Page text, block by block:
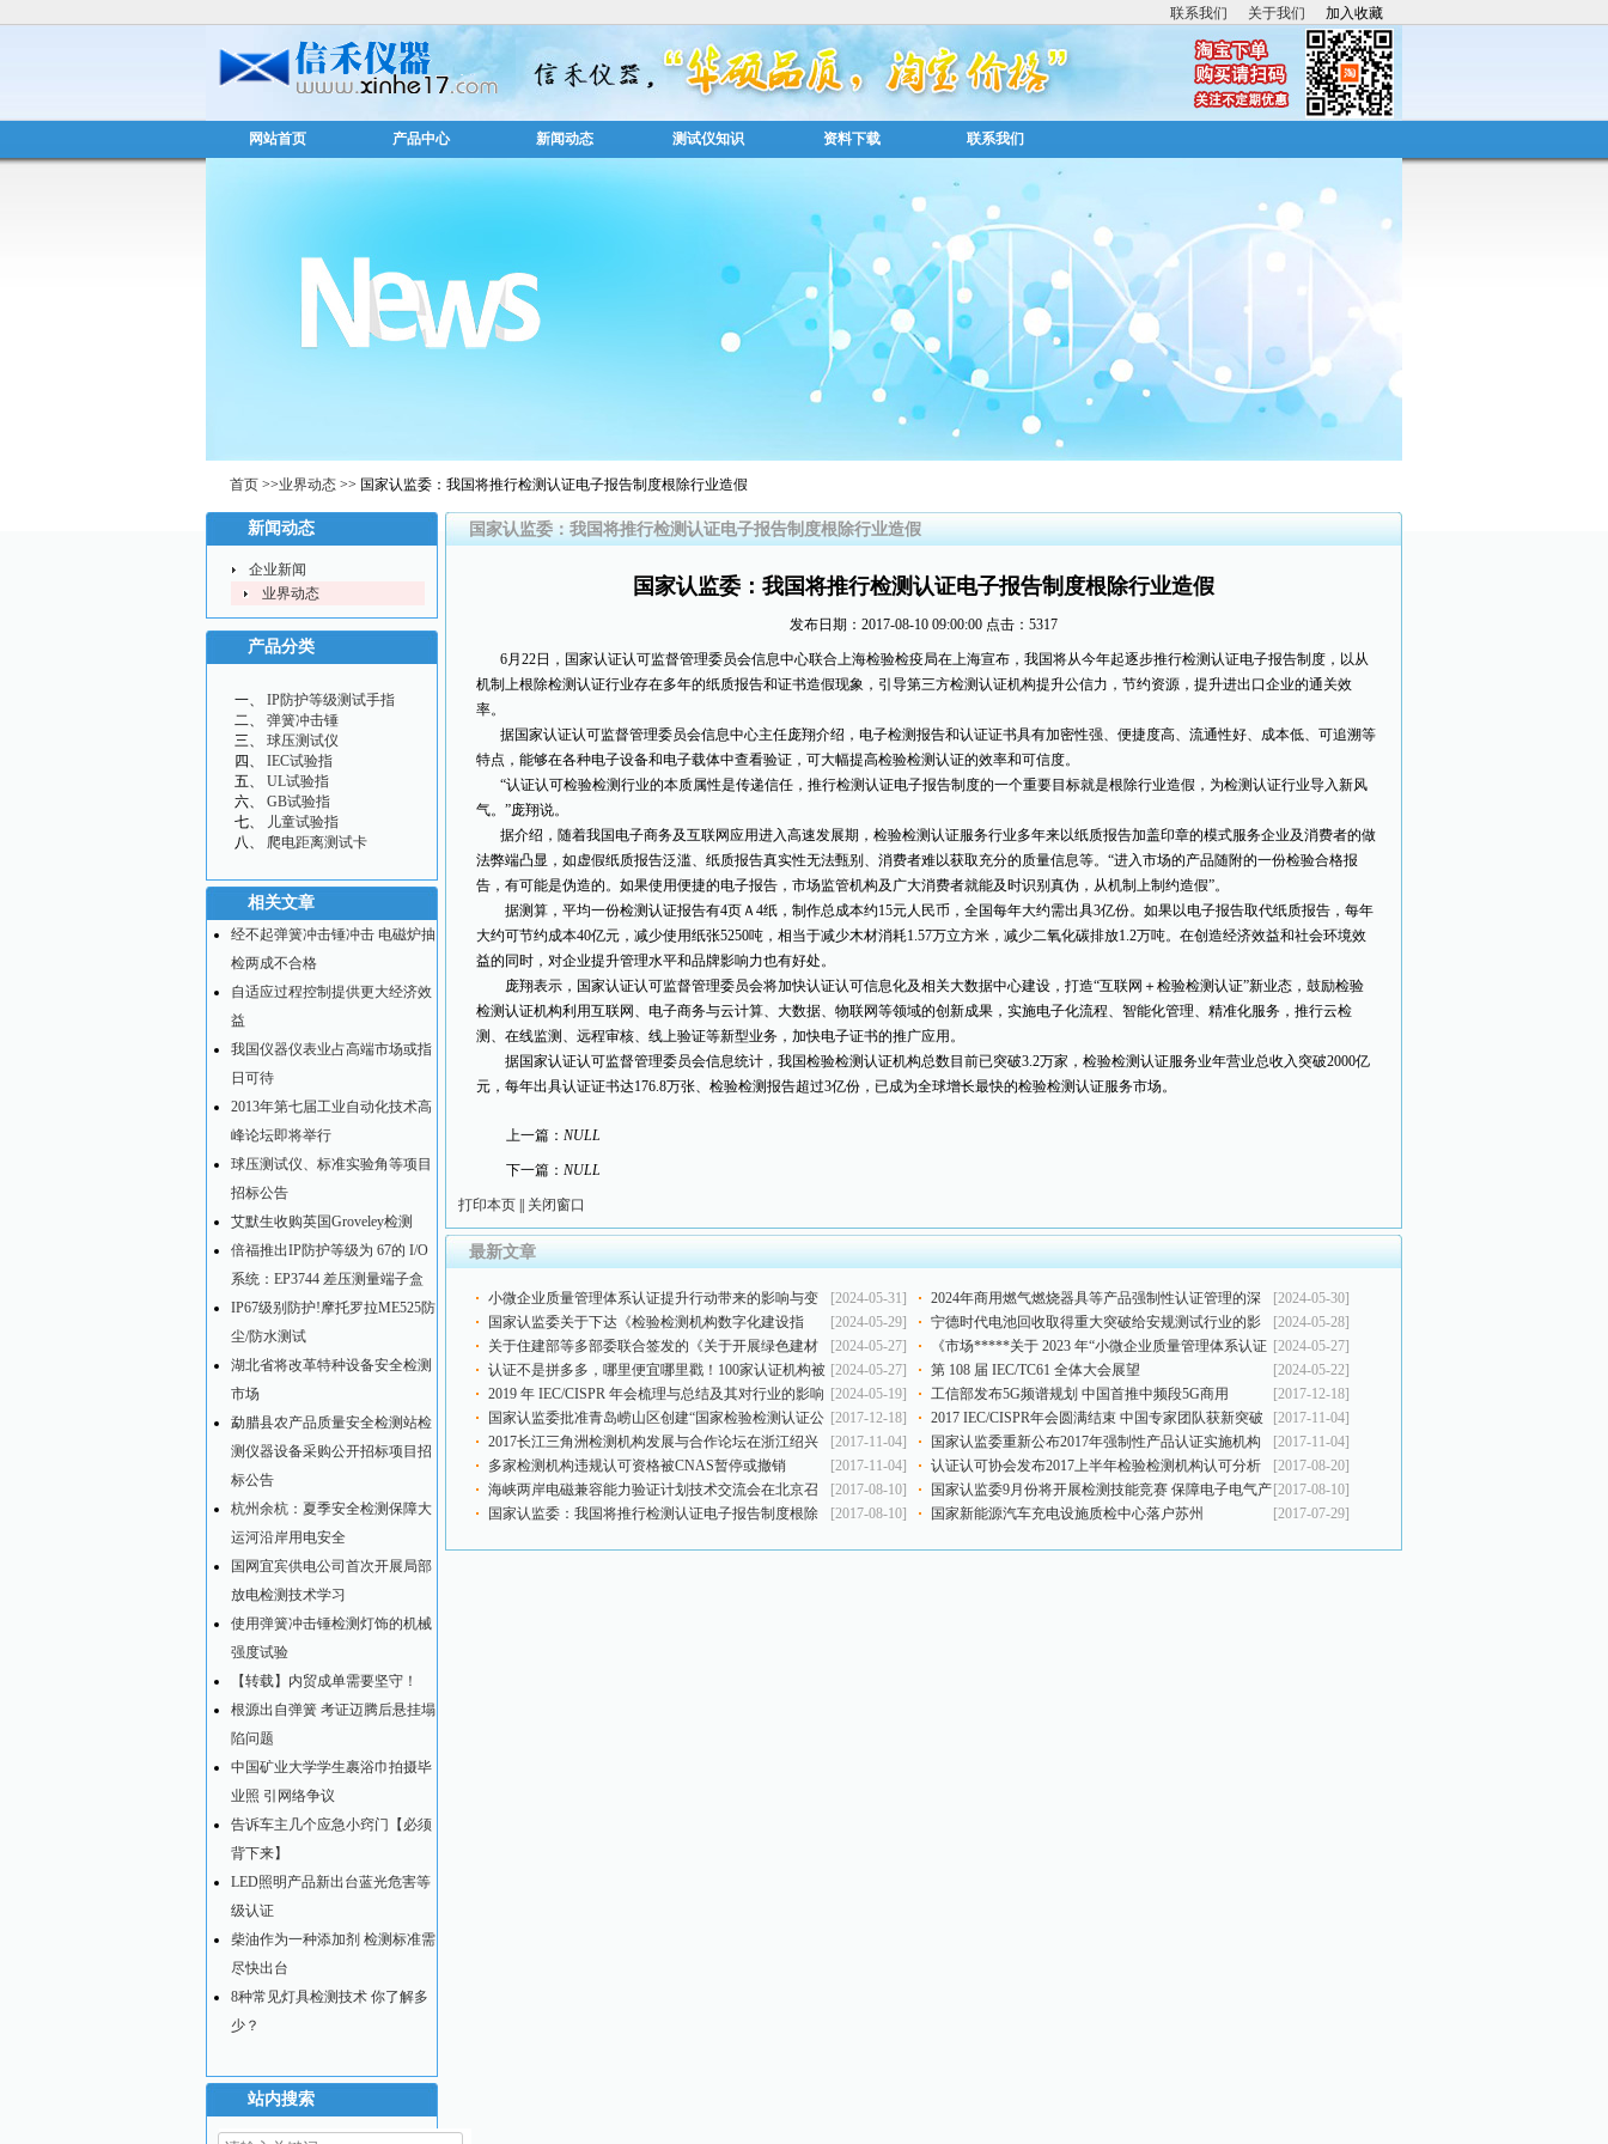
加入收藏
关于我们
联系我们
网站首页 产品中心 新闻动态 测试仪知识 资料下载 联系我们
首页 >>业界动态 >> 国家认监委：我国将推行检测认证电子报告制度根除行业造假
新闻动态
企业新闻
业界动态
产品分类
IP防护等级测试手指
弹簧冲击锤
球压测试仪
IEC试验指
UL试验指
GB试验指
儿童试验指
爬电距离测试卡
相关文章
经不起弹簧冲击锤冲击 电磁炉抽
检两成不合格
自适应过程控制提供更大经济效
益
我国仪器仪表业占高端市场或指
日可待
2013年第七届工业自动化技术高
峰论坛即将举行
球压测试仪、标准实验角等项目
招标公告
艾默生收购英国Groveley检测
倍福推出IP防护等级为 67的 I/O
系统：EP3744 差压测量端子盒
IP67级别防护!摩托罗拉ME525防
尘/防水测试
湖北省将改革特种设备安全检测
市场
勐腊县农产品质量安全检测站检
测仪器设备采购公开招标项目招
标公告
杭州余杭：夏季安全检测保障大
运河沿岸用电安全
国网宜宾供电公司首次开展局部
放电检测技术学习
使用弹簧冲击锤检测灯饰的机械
强度试验
【转载】内贸成单需要坚守！
根源出自弹簧 考证迈腾后悬挂塌
陷问题
中国矿业大学学生裹浴巾拍摄毕
业照 引网络争议
告诉车主几个应急小窍门【必须
背下来】
LED照明产品新出台蓝光危害等
级认证
柴油作为一种添加剂 检测标准需
尽快出台
8种常见灯具检测技术 你了解多
少？
站内搜索
国家认监委：我国将推行检测认证电子报告制度根除行业造假
国家认监委：我国将推行检测认证电子报告制度根除行业造假
发布日期：2017-08-10 09:00:00 点击：5317
6月22日，国家认证认可监督管理委员会信息中心联合上海检验检疫局在上海宣布，我国将从今年起逐步推行检测认证电子报告制度，以从
机制上根除检测认证行业存在多年的纸质报告和证书造假现象，引导第三方检测认证机构提升公信力，节约资源，提升进出口企业的通关效
率。
据国家认证认可监督管理委员会信息中心主任庞翔介绍，电子检测报告和认证证书具有加密性强、便捷度高、流通性好、成本低、可追溯等
特点，能够在各种电子设备和电子载体中查看验证，可大幅提高检验检测认证的效率和可信度。
“认证认可检验检测行业的本质属性是传递信任，推行检测认证电子报告制度的一个重要目标就是根除行业造假，为检测认证行业导入新风
气。”庞翔说。
据介绍，随着我国电子商务及互联网应用进入高速发展期，检验检测认证服务行业多年来以纸质报告加盖印章的模式服务企业及消费者的做
法弊端凸显，如虚假纸质报告泛滥、纸质报告真实性无法甄别、消费者难以获取充分的质量信息等。“进入市场的产品随附的一份检验合格报
告，有可能是伪造的。如果使用便捷的电子报告，市场监管机构及广大消费者就能及时识别真伪，从机制上制约造假”。
据测算，平均一份检测认证报告有4页Ａ4纸，制作总成本约15元人民币，全国每年大约需出具3亿份。如果以电子报告取代纸质报告，每年
大约可节约成本40亿元，减少使用纸张5250吨，相当于减少木材消耗1.57万立方米，减少二氧化碳排放1.2万吨。在创造经济效益和社会环境效
益的同时，对企业提升管理水平和品牌影响力也有好处。
庞翔表示，国家认证认可监督管理委员会将加快认证认可信息化及相关大数据中心建设，打造“互联网＋检验检测认证”新业态，鼓励检验
检测认证机构利用互联网、电子商务与云计算、大数据、物联网等领域的创新成果，实施电子化流程、智能化管理、精准化服务，推行云检
测、在线监测、远程审核、线上验证等新型业务，加快电子证书的推广应用。
据国家认证认可监督管理委员会信息统计，我国检验检测认证机构总数目前已突破3.2万家，检验检测认证服务业年营业总收入突破2000亿
元，每年出具认证证书达176.8万张、检验检测报告超过3亿份，已成为全球增长最快的检验检测认证服务市场。
上一篇： NULL
下一篇： NULL
打印本页 关闭窗口
最新文章
[2024-05-31]
小微企业质量管理体系认证提升行动带来的影响与变
革
[2024-05-30]
2024年商用燃气燃烧器具等产品强制性认证管理的深
度分析
[2024-05-29]
国家认监委关于下达《检验检测机构数字化建设指
南》等25项认证认可行业标准 制修订计划项目的通知
[2024-05-28]
宁德时代电池回收取得重大突破给安规测试行业的影
响与机遇
[2024-05-27]
关于住建部等多部委联合签发的《关于开展绿色建材
下乡活动的通知》的影响分析
[2024-05-27]
《市场*****关于 2023 年“小微企业质量管理体系认证
提升行动”工作情况的通报》解读
[2024-05-27]
认证不是拼多多，哪里便宜哪里戳！100家认证机构被
撤销！
[2024-05-22]
第 108 届 IEC/TC61 全体大会展望
[2024-05-19]
2019 年 IEC/CISPR 年会梳理与总结及其对行业的影响 [2017-12-18]
工信部发布5G频谱规划 中国首推中频段5G商用
[2017-12-18]
国家认监委批准青岛崂山区创建“国家检验检测认证公
共服务平台示范区”
[2017-11-04]
2017 IEC/CISPR年会圆满结束 中国专家团队获新突破
[2017-11-04]
2017长江三角洲检测机构发展与合作论坛在浙江绍兴
召开
[2017-11-04]
国家认监委重新公布2017年强制性产品认证实施机构
年度指定和第三批日常指定
[2017-11-04]
多家检测机构违规认可资格被CNAS暂停或撤销 [2017-08-20]
认证认可协会发布2017上半年检验检测机构认可分析
报告
[2017-08-10]
海峡两岸电磁兼容能力验证计划技术交流会在北京召
开
[2017-08-10]
国家认监委9月份将开展检测技能竞赛 保障电子电气产
品质量安全
[2017-08-10]
国家认监委：我国将推行检测认证电子报告制度根除
[2017-07-29]
国家新能源汽车充电设施质检中心落户苏州